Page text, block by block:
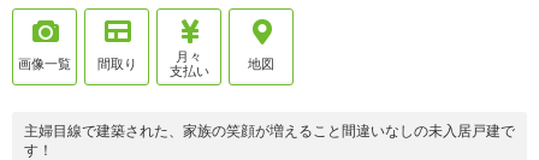
画像一覧 間取り
月々
支払い
地図
主婦目線で建築された、家族の笑顔が増えること間違いなしの未入居戸建で
す！